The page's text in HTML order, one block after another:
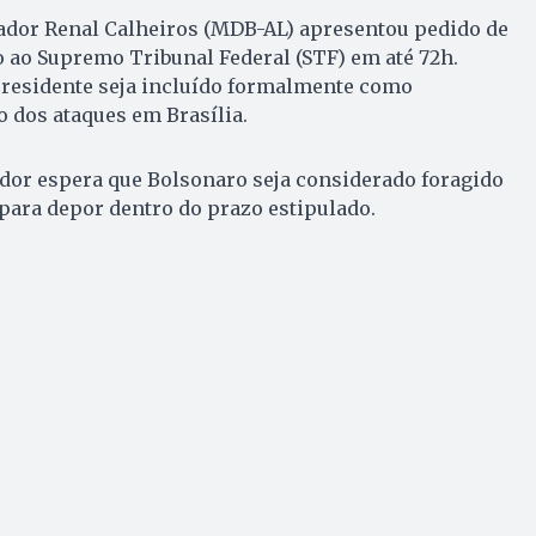
Renal Calheiros (MDB-AL) apresentou pedido de
Supremo Tribunal Federal (STF) em até 72h.
seja incluído formalmente como
ataques em Brasília.
espera que Bolsonaro seja considerado foragido
depor dentro do prazo estipulado.